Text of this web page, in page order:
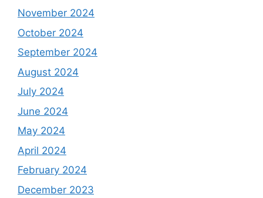
November 2024
October 2024
September 2024
August 2024
July 2024
June 2024
May 2024
April 2024
February 2024
December 2023